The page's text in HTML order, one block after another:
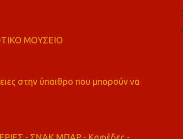
ΜΟΥΣΕΙΟ
στην ύπαιθρο που μπορούν να